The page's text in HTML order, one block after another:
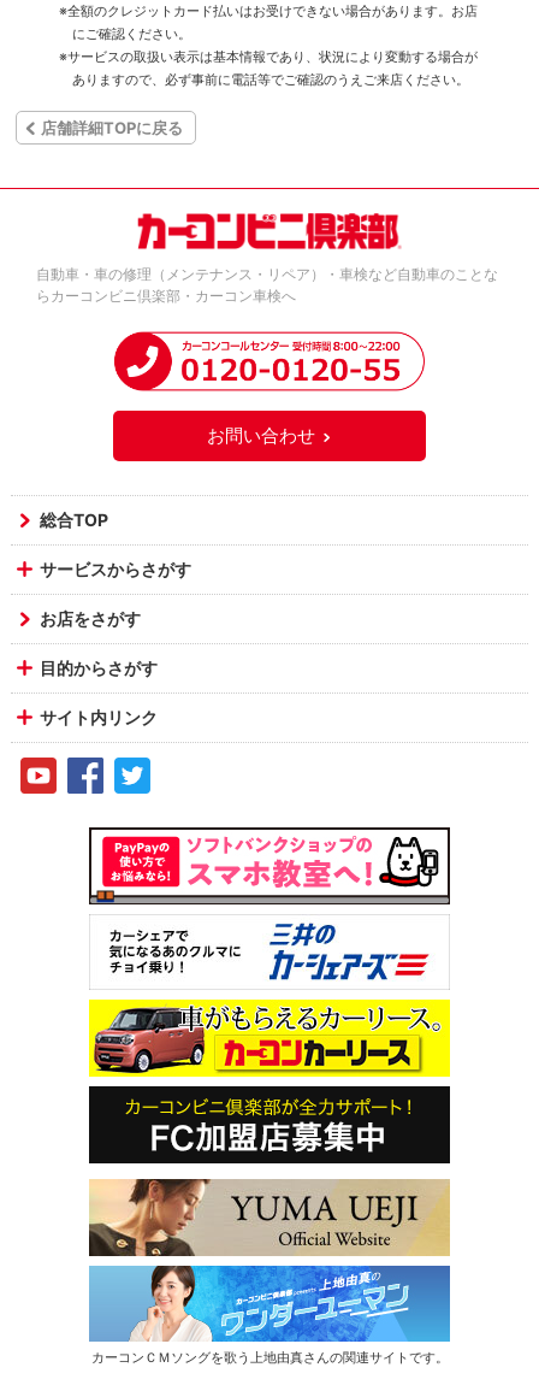
※全額のクレジットカード払いはお受けできない場合があります。お店
にご確認ください。
※サービスの取扱い表示は基本情報であり、状況により変動する場合が
ありますので、必ず事前に電話等でご確認のうえご来店ください。
店舗詳細TOPに戻る
自動車・車の修理（メンテナンス・リペア）・車検など自動車のことな
らカーコンビニ倶楽部・カーコン車検へ
お問い合わせ
総合TOP
サービスからさがす
お店をさがす
目的からさがす
サイト内リンク
カーコンＣＭソングを歌う上地由真さんの関連サイトです。